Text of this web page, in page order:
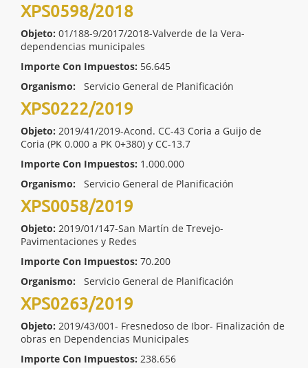
XPS0598/2018
Objeto: 01/188-9/2017/2018-Valverde de la Vera-
dependencias municipales
Importe Con Impuestos: 56.645
Organismo:
Servicio General de Planificación
XPS0222/2019
Objeto: 2019/41/2019-Acond. CC-43 Coria a Guijo de
Coria (PK 0.000 a PK 0+380) y CC-13.7
Importe Con Impuestos: 1.000.000
Organismo:
Servicio General de Planificación
XPS0058/2019
Objeto: 2019/01/147-San Martín de Trevejo-
Pavimentaciones y Redes
Importe Con Impuestos: 70.200
Organismo:
Servicio General de Planificación
XPS0263/2019
Objeto: 2019/43/001- Fresnedoso de Ibor- Finalización de
obras en Dependencias Municipales
Importe Con Impuestos: 238.656